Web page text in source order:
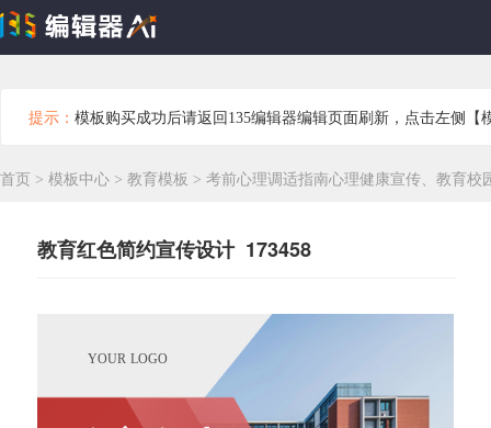
提示： 模板购买成功后请返回135编辑器编辑页面刷新，点击左侧【
首页 > 模板中心 > 教育模板 > 考前心理调适指南心理健康宣传、教育校
教育红色简约宣传设计 173458
YOUR LOGO